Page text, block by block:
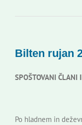
Kontakti
Bilten rujan
SPOŠTOVANI ČLANI
Po hladnem in